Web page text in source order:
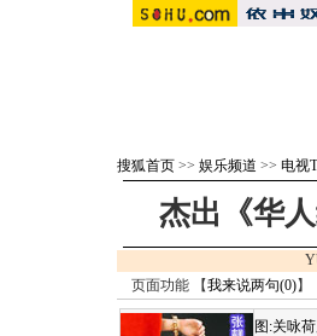
搜狐首页 >> 娱乐频道 >> 电视
杰出《华
页面功能 【我来说两句(0)】
图:关咏